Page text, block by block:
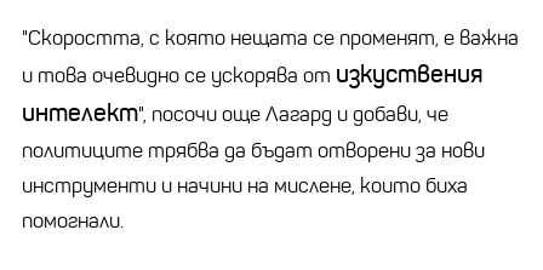
"Скоростта, с която нещата се променят, е важна
и това очевидно се ускорява от изкуствения
интелект", посочи още Лагард и добави, че
политиците трябва да бъдат отворени за нови
инструменти и начини на мислене, които биха
помогнали.